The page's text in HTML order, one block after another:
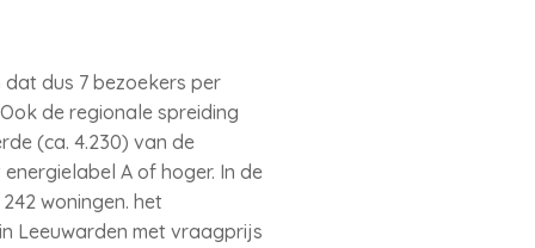
dus 7 bezoekers per
de regionale spreiding
(ca. 4.230) van de
A of hoger. In de
woningen. het
Leeuwarden met vraagprijs